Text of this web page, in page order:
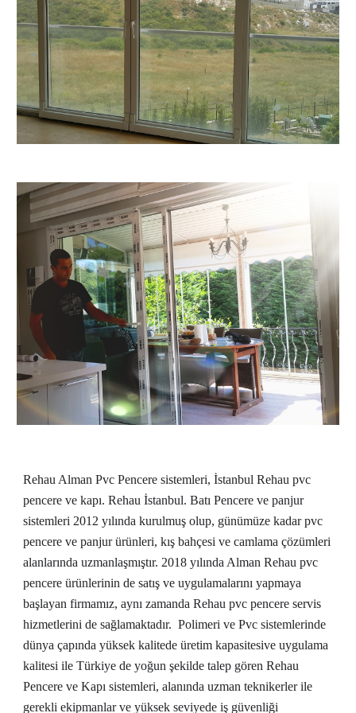
Rehau Alman Pvc Pencere sistemleri, İstanbul Rehau pvc
pencere ve kapı. Rehau İstanbul. Batı Pencere ve panjur
sistemleri 2012 yılında kurulmuş olup, günümüze kadar pvc
pencere ve panjur ürünleri, kış bahçesi ve camlama çözümleri
alanlarında uzmanlaşmıştır. 2018 yılında Alman Rehau pvc
pencere ürünlerinin de satış ve uygulamalarını yapmaya
başlayan firmamız, aynı zamanda Rehau pvc pencere servis
hizmetlerini de sağlamaktadır.  Polimeri ve Pvc sistemlerinde
dünya çapında yüksek kalitede üretim kapasitesive uygulama
kalitesi ile Türkiye de yoğun şekilde talep gören Rehau
Pencere ve Kapı sistemleri, alanında uzman teknikerler ile
gerekli ekipmanlar ve yüksek seviyede iş güvenliği